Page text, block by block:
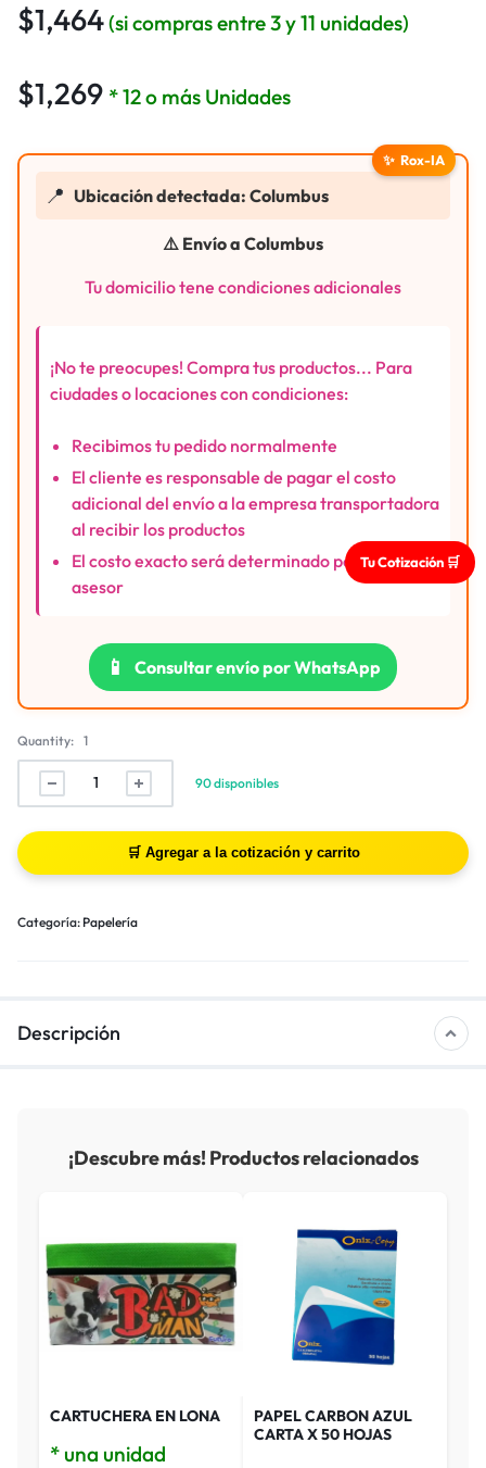
$1,464(si compras entre 3 y 11 unidades)
$1,269 * 12 o más Unidades
✨ Rox-IA
📍 Ubicación detectada: Columbus
⚠️ Envío a Columbus
Tu domicilio tene condiciones adicionales
¡No te preocupes! Compra tus productos... Para
ciudades o locaciones con condiciones:
Recibimos tu pedido normalmente
El cliente es responsable de pagar el costo
adicional del envío a la empresa transportadora
al recibir los productos
El costo exacto será determinado por nuestro
asesor
📱 Consultar envío por WhatsApp
Quantity: 1
90 disponibles
Categoría: Papelería
Descripción
¡Descubre más! Productos relacionados
CARTUCHERA EN LONA
* una unidad
PAPEL CARBON AZUL
CARTA X 50 HOJAS
Tu Cotización 🛒